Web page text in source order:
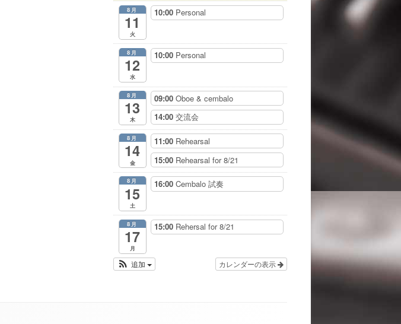
8月
11
火
10:00 Personal
8月
12
水
10:00 Personal
8月
13
木
09:00 Oboe & cembalo
14:00 交流会
8月
14
金
11:00 Rehearsal
15:00 Rehearsal for 8/21
8月
15
土
16:00 Cembalo 試奏
8月
17
月
15:00 Rehersal for 8/21
カレンダーの表示
追加